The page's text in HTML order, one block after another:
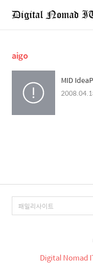
aigo
MID
Digital Nomad